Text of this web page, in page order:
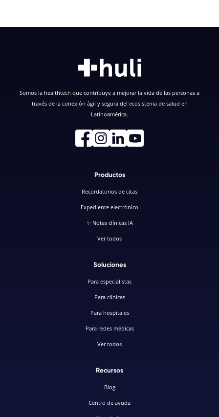
Somos la healthtech que contribuye a mejorar la vida de las personas a
través de la conexión ágil y segura del ecosistema de salud en
Latinoamérica.
Productos
Recordatorios de citas
Expediente electrónico
✨ Notas clínicas IA
Ver todos
Soluciones
Para especialistas
Para clínicas
Para hospitales
Para redes médicas
Ver todos
Recursos
Blog
Centro de ayuda